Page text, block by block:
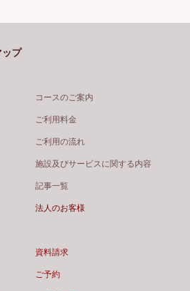
プ
コースのご案内
ご利用料金
ご利用の流れ
施設及びサービスに関する内容
記事一覧
法人のお客様
資料請求
ご予約